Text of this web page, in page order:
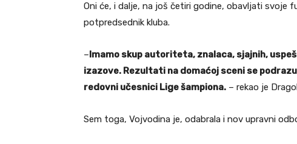
Oni će, i dalje, na još četiri godine, obavljati svoje
potpredsednik kluba.
–Imamo skup autoriteta, znalaca, sjajnih,
izazove. Rezultati na domaćoj sceni se
redovni učesnici Lige šampiona. – rekao je
Sem toga, Vojvodina je, odabrala i nov upravni